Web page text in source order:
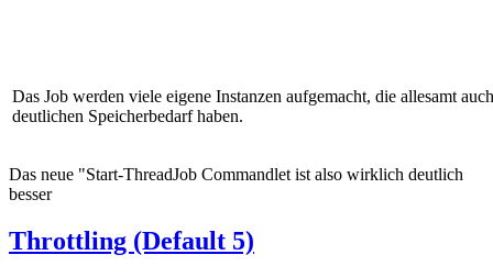
Das Job werden viele eigene Instanzen aufgemacht, die allesamt
deutlichen Speicherbedarf haben.
Das neue "Start-ThreadJob Commandlet ist also wirklich deutlich
besser
Throttling (Default 5)